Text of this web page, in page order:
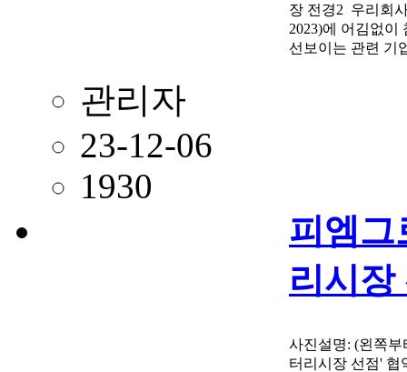
장 전경​2 우리회
2023)에 어김없
선보이는 관련 기
관리자
23-12-06
1930
피엠그
리시
사진설명: (왼쪽
터리시장 선점'